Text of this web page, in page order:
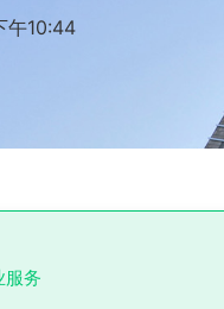
午10:44
服务